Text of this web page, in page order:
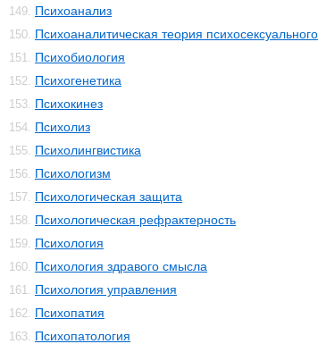
149. Психоанализ
150. Психоаналитическая теория
151. Психобиология
152. Психогенетика
153. Психокинез
154. Психолиз
155. Психолингвистика
156. Психологизм
157. Психологическая защита
158. Психологическая рефрактерность
159. Психология
160. Психология здравого смысла
161. Психология управления
162. Психопатия
163. Психопатология